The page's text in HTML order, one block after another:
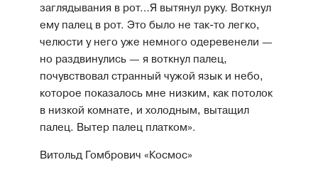
заглядывания в рот…Я вытянул руку. Воткнул
ему палец в рот. Это было не так-то легко,
челюсти у него уже немного одеревенели —
но раздвинулись — я воткнул палец,
почувствовал странный чужой язык и небо,
которое показалось мне низким, как потолок
в низкой комнате, и холодным, вытащил
палец. Вытер палец платком».
Витольд Гомбрович «Космос»